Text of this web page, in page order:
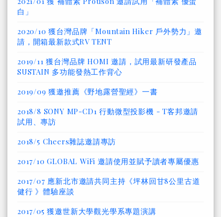
白」
2020/10 獲台灣品牌「Mountain Hiker 戶外勢力」邀
請，開箱最新款式RV TENT
2019/11 獲台灣品牌 HOMI 邀請，試用最新研發產品
SUSTAIN 多功能發熱工作背心
2019/09 獲邀推薦《野地露營聖經》一書
2018/8 SONY MP-CD1 行動微型投影機 - T客邦邀請
試用、專訪
2018/5 Cheers雜誌邀請專訪
2017/10 GLOBAL WiFi 邀請使用並賦予讀者專屬優惠
2017/07 應新北市邀請共同主持《坪林回甘8公里古道
健行 》體驗座談
2017/05 獲邀世新大學觀光學系專題演講